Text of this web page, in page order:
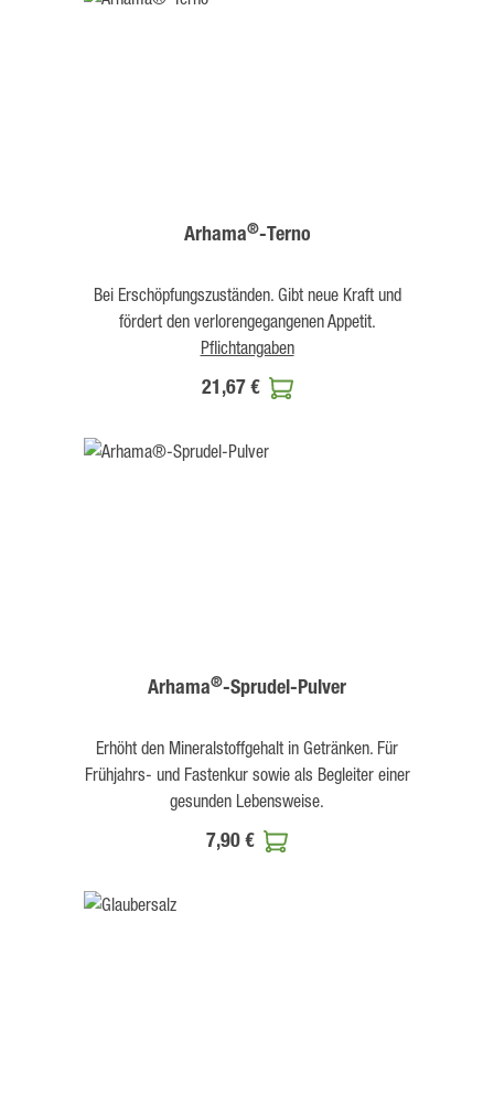
Arhama®-Terno
Bei Erschöpfungszuständen. Gibt neue Kraft und
Pflichtangaben
21,67 €
Arhama®-Sprudel-Pulver
Erhöht den Mineralstoffgehalt in Getränken. Für
Frühjahrs- und Fastenkur sowie als Begleiter einer
gesunden Lebensweise.
7,90 €